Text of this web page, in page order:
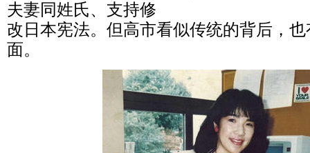
夫妻同姓氏、支持修
改日本宪法。但高市看似传统的背后，
面。